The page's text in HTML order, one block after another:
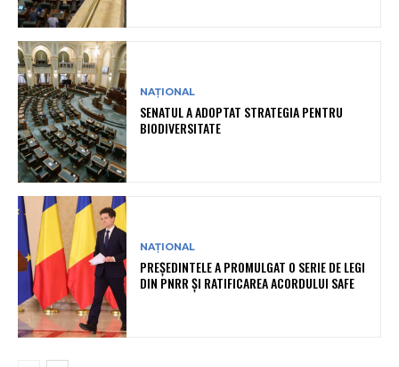
NAȚIONAL
SENATUL A ADOPTAT STRATEGIA PENTRU
BIODIVERSITATE
NAȚIONAL
PREȘEDINTELE A PROMULGAT O SERIE DE LEGI
DIN PNRR ȘI RATIFICAREA ACORDULUI SAFE